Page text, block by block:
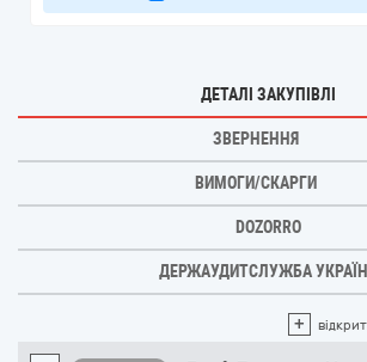
ДЕТАЛІ ЗАКУПІВЛІ
ЗВЕРНЕННЯ
ВИМОГИ/СКАРГИ
DOZORRO
ДЕРЖАУДИТСЛУЖБА
+